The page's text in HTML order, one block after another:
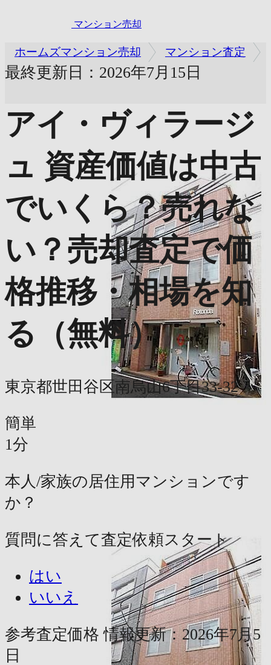
マンション売却
ホームズマンション売却 マンション査定
最終更新日：2026年7月15日
アイ・ヴィラージ
ュ 資産価値は中古
でいくら？売れな
い？売却査定で価
格推移・相場を知
る（無料）
東京都世田谷区南烏山6丁目33-32
簡単
1分
本人/家族の居住用マンションです
か？
質問に答えて査定依頼スタート
はい
いいえ
参考査定価格 情報更新：2026年7月5
日